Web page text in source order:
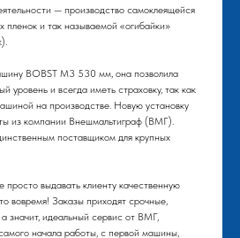
— производство самоклеящейся
пленок и так называемой «огибайки»
BOBST М3 530 мм, она позволила
уровень и всегда иметь страховку, так как
на производстве. Новую установку
из компании Внешмальтиграф (ВМГ).
поставщиком для крупных
выдавать клиенту качественную
вовремя! Заказы приходят срочные,
а значит, идеальный сервис от ВМГ,
начала работы, с первой машины,